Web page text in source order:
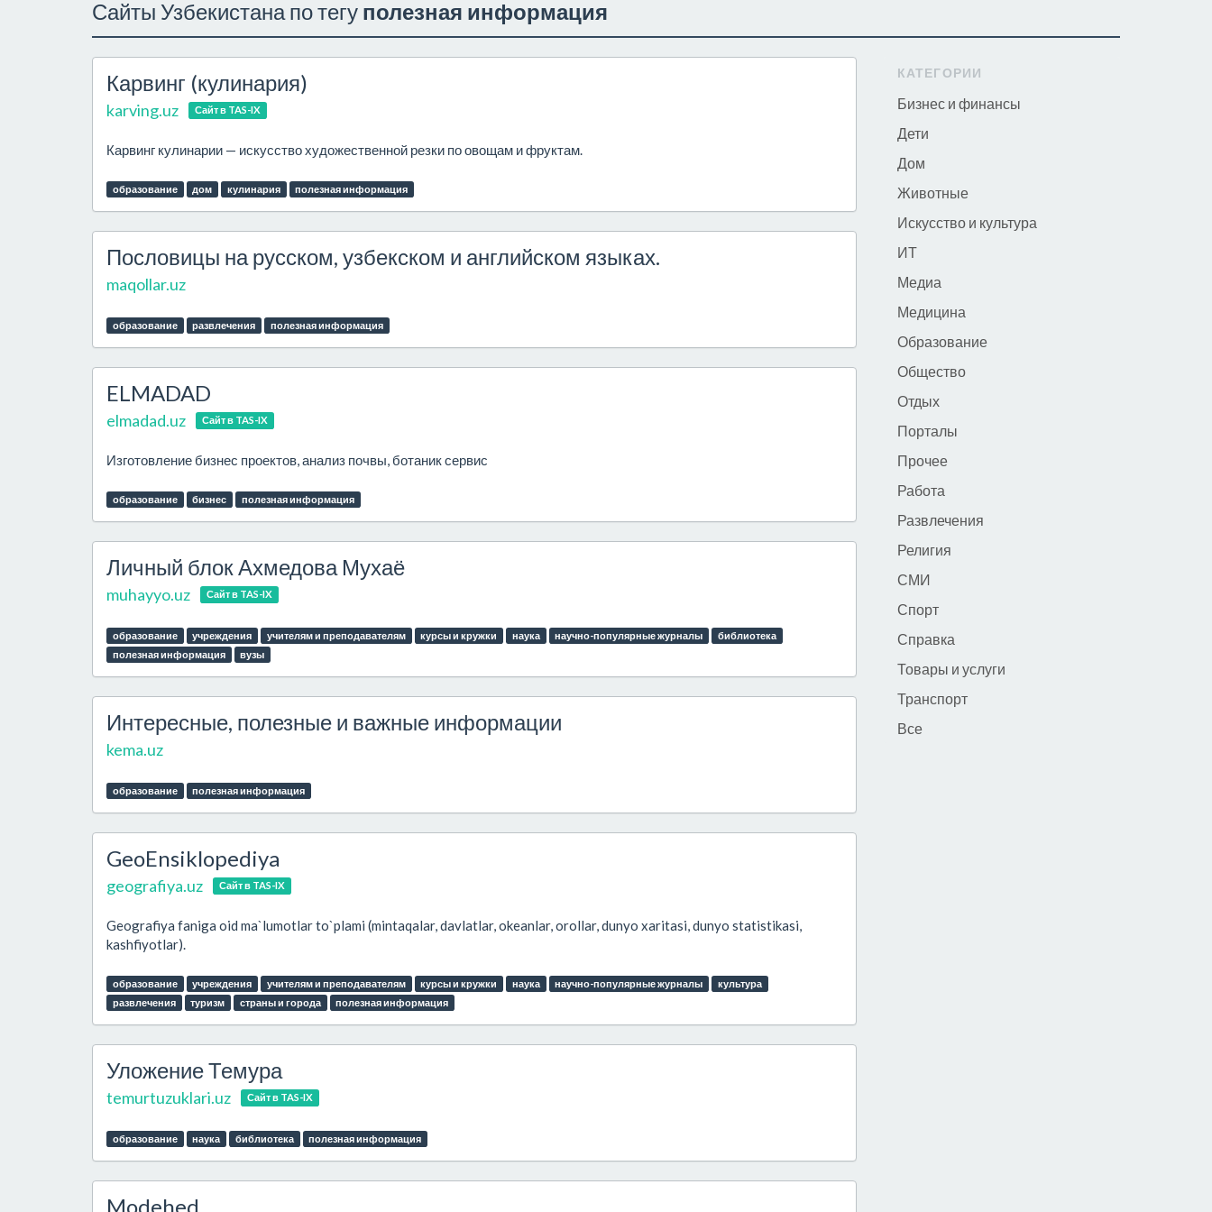
Сайты Узбекистана по тегу полезная информация
Карвинг (кулинария)
karving.uz Сайт в TAS-IX
Карвинг кулинарии — искусство художественной резки по овощам и фруктам.
образование дом кулинария полезная информация
Пословицы на русском, узбекском и английском языках.
maqollar.uz
образование развлечения полезная информация
ELMADAD
elmadad.uz Сайт в TAS-IX
Изготовление бизнес проектов, анализ почвы, ботаник сервис
образование бизнес полезная информация
Личный блок Ахмедова Мухаё
muhayyo.uz Сайт в TAS-IX
образование учреждения учителям и преподавателям курсы и кружки наука научно-популярные журналы
библиотека
полезная информация
вузы
Интересные, полезные и важные информации
kema.uz
образование полезная информация
GeoEnsiklopediya
geografiya.uz Сайт в TAS-IX
Geografiya faniga oid ma`lumotlar to`plami (mintaqalar, davlatlar, okeanlar, orollar, dunyo xaritasi, dunyo statistikasi,
kashfiyotlar).
образование учреждения учителям и преподавателям курсы и кружки наука научно-популярные журналы
культура
развлечения
туризм страны и города полезная информация
Уложение Темура
temurtuzuklari.uz Сайт в TAS-IX
образование наука библиотека полезная информация
Modehed
КАТЕГОРИИ
Бизнес и финансы
Дети
Дом
Животные
Искусство и культура
ИТ
Медиа
Медицина
Образование
Общество
Отдых
Порталы
Прочее
Работа
Развлечения
Религия
СМИ
Спорт
Справка
Товары и услуги
Транспорт
Все